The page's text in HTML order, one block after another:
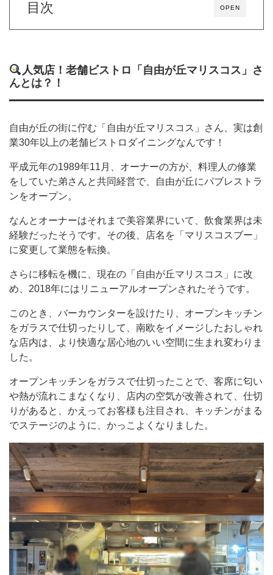
OPEN
目次
人気店！老舗ビストロ「自由が丘マリスコス」さ
んとは？！
自由が丘の街に佇む「自由が丘マリスコス」さん、実は創
業30年以上の老舗ビストロダイニングなんです！
平成元年の1989年11月、オーナーの方が、料理人の修業
をしていた弟さんと共同経営で、自由が丘にパブレストラ
ンをオープン。
なんとオーナーはそれまで美容業界にいて、飲食業界は未
経験だったそうです。その後、店名を「マリスコスブー」
に変更して業態を転換。
さらに移転を機に、現在の「自由が丘マリスコス」に改
め、2018年にはリニューアルオープンされたそうです。
このとき、バーカウンターを設けたり、オープンキッチン
をガラスで仕切ったりして、南欧をイメージしたおしゃれ
な店内は、より快適な居心地のいい空間に生まれ変わりま
した。
オープンキッチンをガラスで仕切ったことで、客席に匂い
や熱が流れこまなくなり、店内の空気が改善されて、仕切
りがあると、かえってお客様も注目され、キッチンがまる
でステージのように、かっこよくなりました。